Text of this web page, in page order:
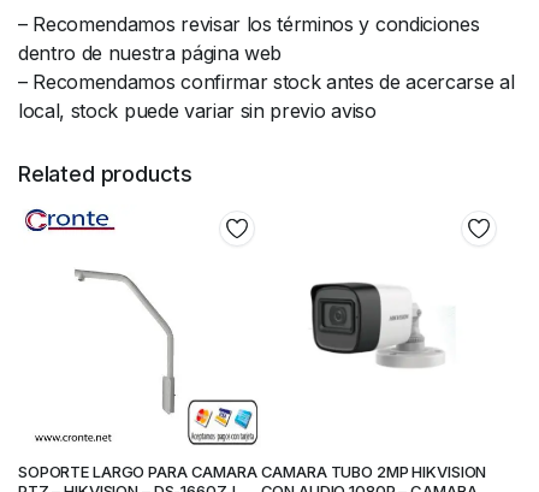
– Recomendamos revisar los términos y condiciones
dentro de nuestra página web
– Recomendamos confirmar stock antes de acercarse al
local, stock puede variar sin previo aviso
Related products
SOPORTE LARGO PARA CAMARA CAMARA TUBO 2MP HIKVISION